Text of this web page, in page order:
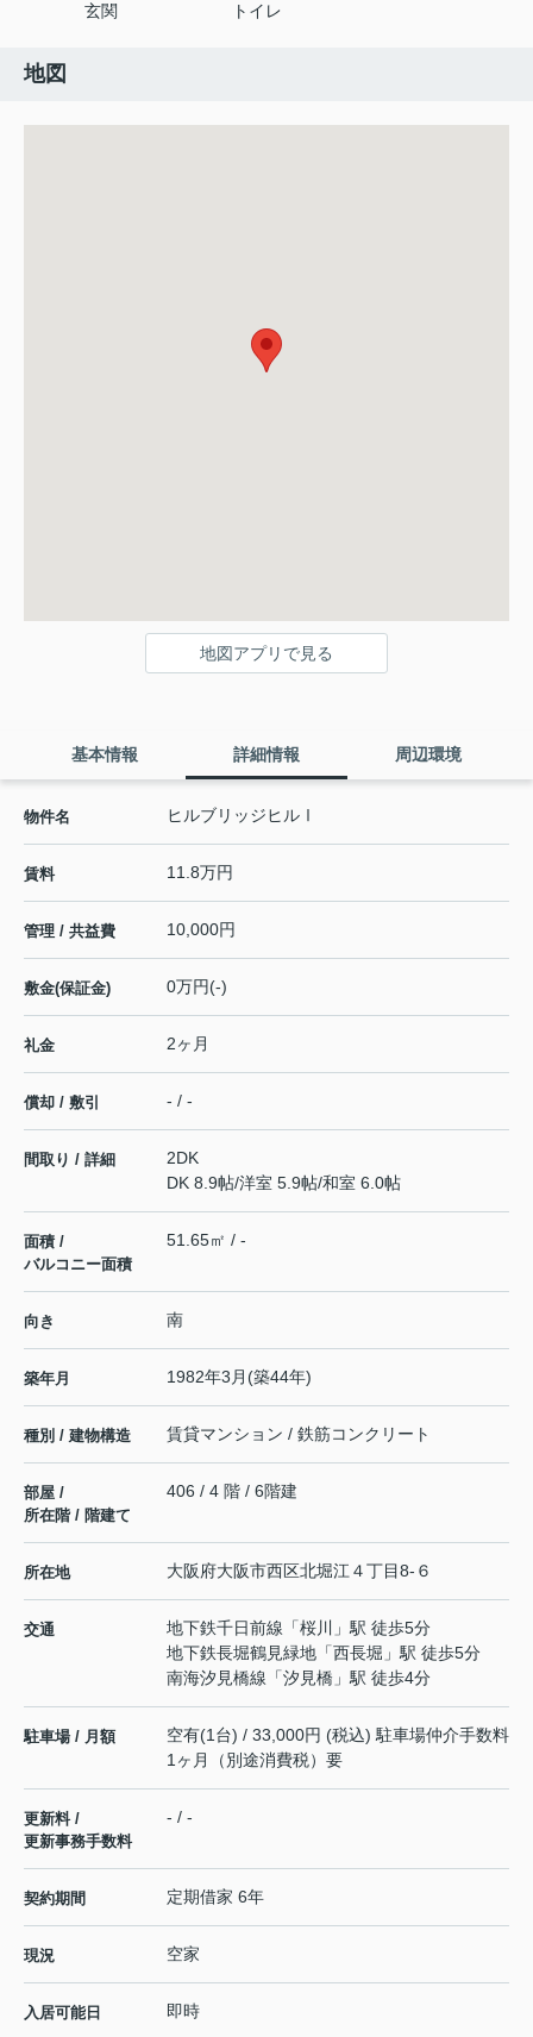
玄関 トイレ
地図
地図アプリで見る
基本情報 詳細情報 周辺環境
物件名 ヒルブリッジヒルⅠ
賃料 11.8万円
管理 / 共益費 10,000円
敷金(保証金) 0万円(-)
礼金 2ヶ月
償却 / 敷引 - / -
間取り / 詳細
2DK
DK 8.9帖/洋室 5.9帖/和室 6.0帖
面積 /
バルコニー面積
51.65㎡ / -
向き 南
築年月 1982年3月(築44年)
種別 / 建物構造 賃貸マンション / 鉄筋コンクリート
部屋 /
所在階 / 階建て
406 / 4 階 / 6階建
所在地 大阪府大阪市西区北堀江 ４丁目8-６
交通 地下鉄千日前線 「桜川
」駅 徒歩5分
地下鉄長堀鶴見緑地 「西長堀 」駅 徒歩5分
南海汐見橋線 「汐見橋 」駅 徒歩4分
駐車場 / 月額
空有(1台) / 33,000円 (税込) 駐車場仲介手数料
1ヶ月（別途消費税）要
更新料 /
更新事務手数料
- / -
契約期間 定期借家 6年
現況 空家
入居可能日 即時